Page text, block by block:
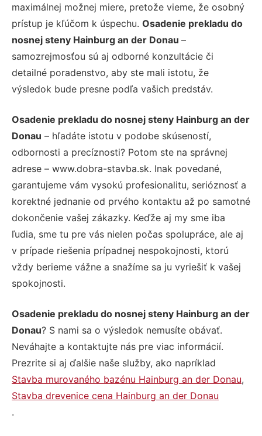
maximálnej možnej miere, pretože vieme, že osobný
prístup je kľúčom k úspechu. Osadenie prekladu do
nosnej steny Hainburg an der Donau –
samozrejmosťou sú aj odborné konzultácie či
detailné poradenstvo, aby ste mali istotu, že
výsledok bude presne podľa vašich predstáv.
Osadenie prekladu do nosnej steny Hainburg an der
Donau – hľadáte istotu v podobe skúseností,
odbornosti a precíznosti? Potom ste na správnej
adrese – www.dobra-stavba.sk. Inak povedané,
garantujeme vám vysokú profesionalitu, serióznosť a
korektné jednanie od prvého kontaktu až po samotné
dokončenie vašej zákazky. Keďže aj my sme iba
ľudia, sme tu pre vás nielen počas spolupráce, ale aj
v prípade riešenia prípadnej nespokojnosti, ktorú
vždy berieme vážne a snažíme sa ju vyriešiť k vašej
spokojnosti.
Osadenie prekladu do nosnej steny Hainburg an der
Donau? S nami sa o výsledok nemusíte obávať.
Neváhajte a kontaktujte nás pre viac informácií.
Prezrite si aj ďalšie naše služby, ako napríklad
Stavba murovaného bazénu Hainburg an der Donau,
Stavba drevenice cena Hainburg an der Donau
.